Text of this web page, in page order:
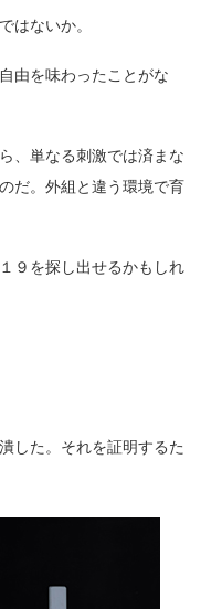
はないか。
由を味わったことがな
、単なる刺激では済まな
だ。外組と違う環境で育
９を探し出せるかもしれ
した。それを証明するた